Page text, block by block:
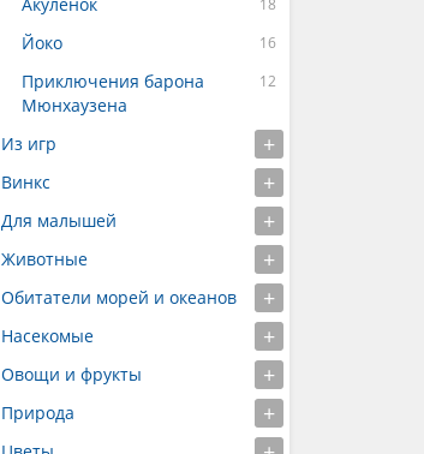
Йоко
Приключения барона
Мюнхаузена
Из игр
Винкс
Для малышей
Животные
Обитатели морей и океанов
Насекомые
Овощи и фрукты
Природа